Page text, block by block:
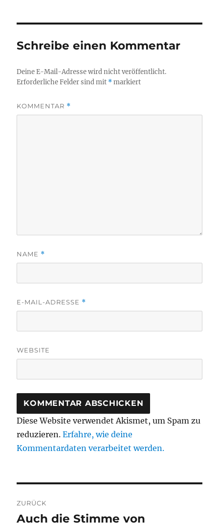
Schreibe einen Kommentar
Deine E-Mail-Adresse wird nicht veröffentlicht.
Erforderliche Felder sind mit *markiert
KOMMENTAR *
NAME *
E-MAIL-ADRESSE *
WEBSITE
Diese Website verwendet Akismet, um Spam zu
reduzieren.Erfahre, wie deine
Kommentardaten verarbeitet werden.
ZURÜCK
Vorheriger
Auch die Stimme von